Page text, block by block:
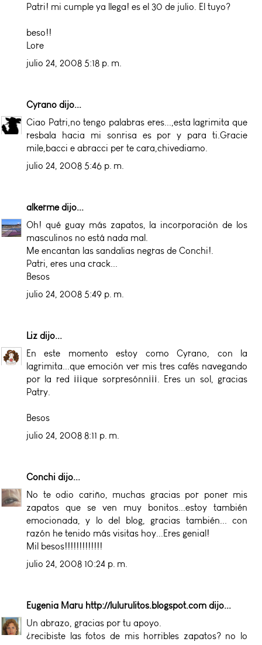
Patri! mi cumple ya llega! es el 30 de julio. El tuyo?
beso!!
Lore
julio 24, 2008 5:18 p. m.
Cyrano dijo...
Ciao Patri,no tengo palabras eres...,esta lagrimita que
resbala hacia mi sonrisa es por y para ti.Gracie
mile,bacci e abracci per te cara,chivediamo.
julio 24, 2008 5:46 p. m.
alkermedijo...
Oh! qué guay más zapatos, la incorporación de los
masculinos no está nada mal.
Me encantan las sandalias negras de Conchi!.
Patri, eres una crack...
Besos
julio 24, 2008 5:49 p. m.
Liz dijo...
En este momento estoy como Cyrano, con la
lagrimita...que emoción ver mis tres cafés navegando
por la red ¡¡¡que sorpresónn¡¡¡. Eres un sol, gracias
Patry.
Besos
julio 24, 2008 8:11 p. m.
Conchi dijo...
No te odio cariño, muchas gracias por poner mis
zapatos que se ven muy bonitos...estoy también
emocionada, y lo del blog, gracias también... con
razón he tenido más visitas hoy...Eres genial!
Mil besos!!!!!!!!!!!!!
julio 24, 2008 10:24 p. m.
Eugenia Maru http://lulurulitos.blogspot.com dijo...
Un abrazo, gracias por tu apoyo.
¿recibiste las fotos de mis horribles zapatos? no lo